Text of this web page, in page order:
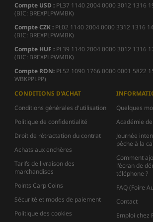
Compte USD : PL37 1140 2004 0000 3012 1316
(BIC: BREXPLPWMBK)
Compte CZK : PL02 1140 2004 0000 3312 1316
(BIC: BREXPLPWMBK)
Compte HUF : PL39 1140 2004 0000 3012 1316
(BIC: BREXPLPWMBK)
Compte RON: PL52 1090 1766 0000 0001 5822
WBKPPLPP)
CONDITIONS D'ACHAT
Conditions générales d'utilisation
Politique de confidentialité
Droit de rétractation du contrat
Achats aux enchères
Tarifs de livraison des
marchandises
Points Carp Coins
Sécurité et modes de paiement
Politique des cookies
Quelques
Académie
Journée
pêche à la
Comment
l'écran de
téléphone ?
FAQ (Foire
Contact
Emploi chez